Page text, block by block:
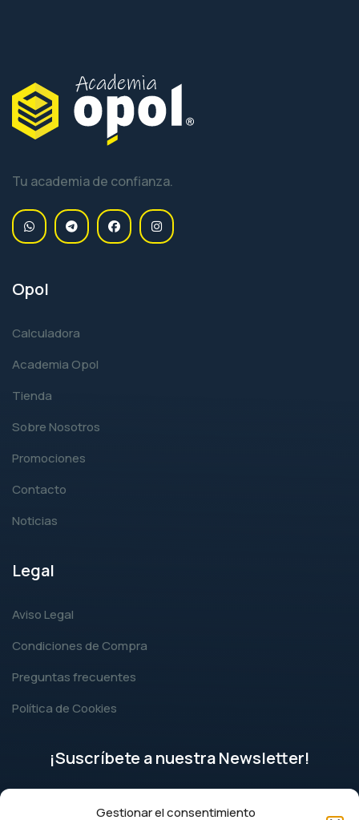
Gestionar el consentimiento
Tu academia de confianza.
Opol
Calculadora
Academia Opol
Tienda
Sobre Nosotros
Promociones
Contacto
Noticias
Legal
Aviso Legal
Condiciones de Compra
Preguntas frecuentes
Política de Cookies
¡Suscríbete a nuestra Newsletter!